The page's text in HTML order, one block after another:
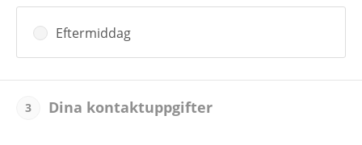
Eftermiddag
3 Dina kontaktuppgifter